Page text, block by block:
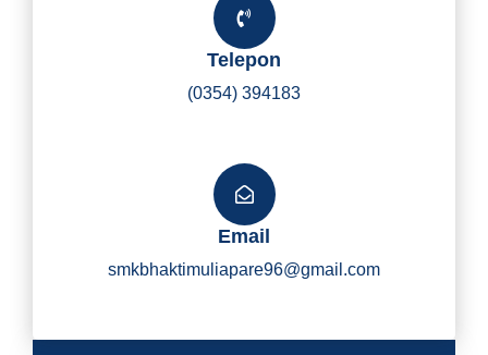
Y
I
Telepon
(0354) 394183
Email
smkbhaktimuliapare96@gmail.com